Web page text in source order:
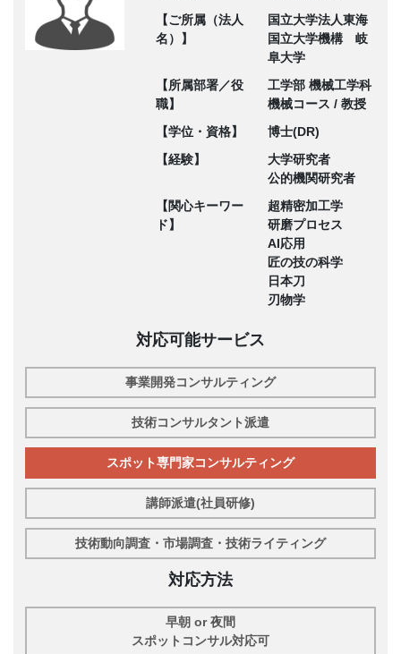
【ご所属（法人
名）】
国立大学法人東海
国立大学機構 岐
阜大学
【所属部署／役
職】
工学部 機械工学科
機械コース / 教授
【学位・資格】
博士(DR)
【経験】
大学研究者
公的機関研究者
【関心キーワー
ド】
超精密加工学
研磨プロセス
AI応用
匠の技の科学
日本刀
刃物学
対応可能サービス
事業開発コンサルティング
技術コンサルタント派遣
スポット専門家コンサルティング
講師派遣(社員研修)
技術動向調査・市場調査・技術ライティング
対応方法
早朝 or 夜間
スポットコンサル対応可